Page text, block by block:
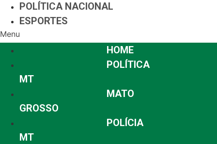
POLÍTICA NACIONAL
ESPORTES
Menu
HOME
POLÍTICA
MT
MATO
GROSSO
POLÍCIA
MT